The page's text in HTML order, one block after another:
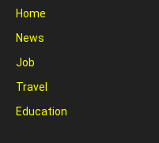
Home
News
Job
Travel
Education